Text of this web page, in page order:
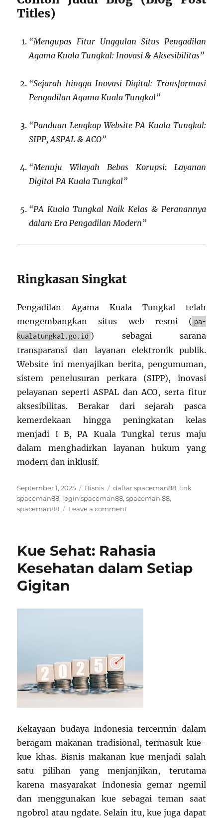
Titles)
“Mengupas Fitur Unggulan Situs Pengadilan
Agama Kuala Tungkal: Inovasi & Aksesibilitas”
“Sejarah hingga Inovasi Digital: Transformasi
Pengadilan Agama Kuala Tungkal”
“Panduan Lengkap Website PA Kuala Tungkal:
SIPP, ASPAL & ACO”
“Menuju Wilayah Bebas Korupsi: Layanan
Digital PA Kuala Tungkal”
“PA Kuala Tungkal Naik Kelas & Peranannya
dalam Era Pengadilan Modern”
Ringkasan Singkat
Pengadilan Agama Kuala Tungkal telah
mengembangkan situs web resmi ( pa-
kualatungkal.go.id ) sebagai sarana
transparansi dan layanan elektronik publik.
Website ini menyajikan berita, pengumuman,
sistem penelusuran perkara (SIPP), inovasi
pelayanan seperti ASPAL dan ACO, serta fitur
aksesibilitas. Berakar dari sejarah pasca
kemerdekaan hingga peningkatan kelas
menjadi I B, PA Kuala Tungkal terus maju
dalam menghadirkan layanan hukum yang
modern dan inklusif.
Posted
on
September 1, 2025 Categories
Bisnis Tags
daftar spaceman88, link
spaceman88, login spaceman88,spaceman 88,
spaceman88
Leave a commenton
Agama
Tungkal
Kue Sehat: Rahasia
Kesehatan dalam Setiap
Gigitan
Kekayaan budaya Indonesia tercermin dalam
beragam makanan tradisional, termasuk kue-
kue khas. Bisnis makanan kue menjadi salah
satu pilihan yang menjanjikan, terutama
karena masyarakat Indonesia gemar ngemil
dan menggunakan kue sebagai teman saat
ngobrol atau ngdate. Selain itu, kue juga dapat